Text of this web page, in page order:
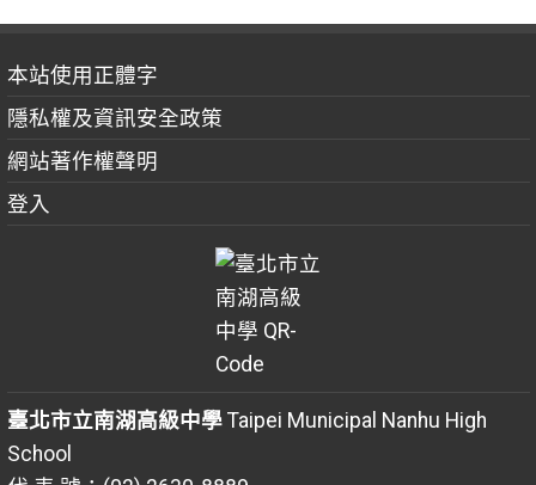
本站使用正體字
隱私權及資訊安全政策
網站著作權聲明
登入
臺北市立南湖高級中學Taipei Municipal Nanhu High
School